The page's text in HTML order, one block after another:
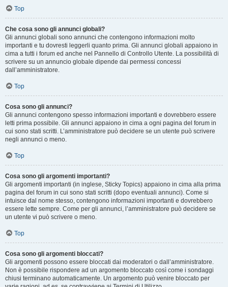
Top
Che cosa sono gli annunci globali?
Gli annunci globali sono annunci che contengono informazioni molto
importanti e tu dovresti leggerli quanto prima. Gli annunci globali appaiono in
cima a tutti i forum ed anche nel Pannello di Controllo Utente. La possibilità di
scrivere su un annuncio globale dipende dai permessi concessi
dall’amministratore.
Top
Cosa sono gli annunci?
Gli annunci contengono spesso informazioni importanti e dovrebbero essere
letti prima possibile. Gli annunci appaiono in cima a ogni pagina del forum in
cui sono stati scritti. L’amministratore può decidere se un utente può scrivere
negli annunci o meno.
Top
Cosa sono gli argomenti importanti?
Gli argomenti importanti (in inglese, Sticky Topics) appaiono in cima alla prima
pagina del forum in cui sono stati scritti (dopo eventuali annunci). Come si
intuisce dal nome stesso, contengono informazioni importanti e dovrebbero
essere lette sempre. Come per gli annunci, l’amministratore può decidere se
un utente vi può scrivere o meno.
Top
Cosa sono gli argomenti bloccati?
Gli argomenti possono essere bloccati dai moderatori o dall’amministratore.
Non è possibile rispondere ad un argomento bloccato così come i sondaggi
chiusi terminano automaticamente. Un argomento può venire bloccato per